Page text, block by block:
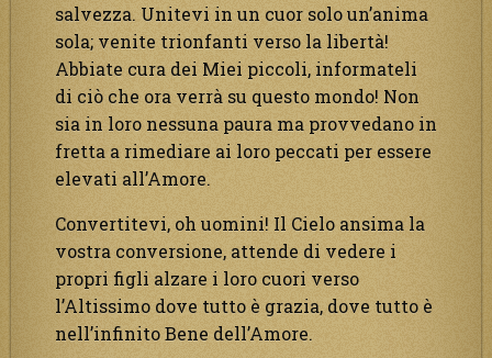
salvezza. Unitevi in un cuor solo un’anima
sola; venite trionfanti verso la libertà!
Abbiate cura dei Miei piccoli, informateli
di ciò che ora verrà su questo mondo! Non
sia in loro nessuna paura ma provvedano in
fretta a rimediare ai loro peccati per essere
elevati all’Amore.
Convertitevi, oh uomini! Il Cielo ansima la
vostra conversione, attende di vedere i
propri figli alzare i loro cuori verso
l’Altissimo dove tutto è grazia, dove tutto è
nell’infinito Bene dell’Amore.